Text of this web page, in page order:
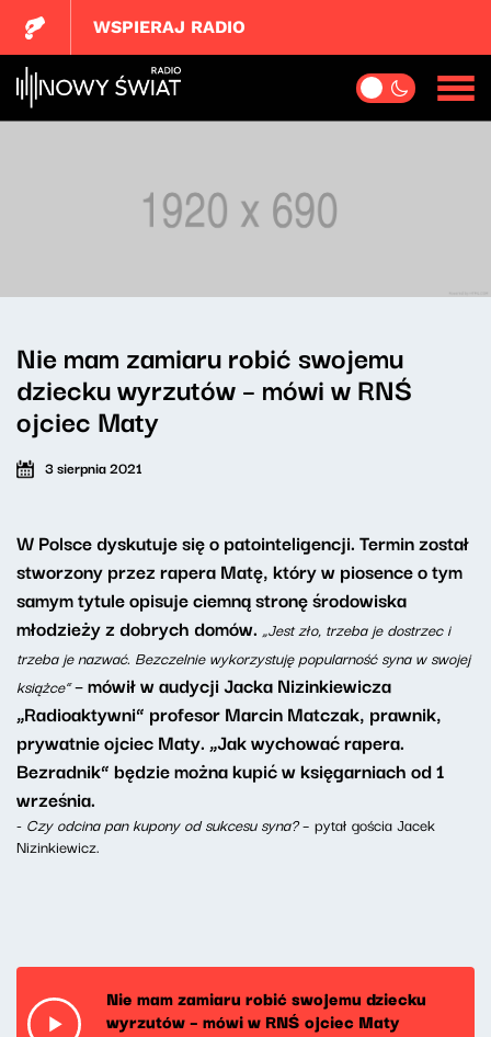
WSPIERAJ RADIO
Nie mam zamiaru robić swojemu
dziecku wyrzutów – mówi w RNŚ
ojciec Maty
3 sierpnia 2021
W Polsce dyskutuje się o patointeligencji. Termin został
stworzony przez rapera Matę, który w piosence o tym
samym tytule opisuje ciemną stronę środowiska
młodzieży z dobrych domów. „Jest zło, trzeba je dostrzec i
trzeba je nazwać. Bezczelnie wykorzystuję popularność syna w swojej
książce”– mówił w audycji Jacka Nizinkiewicza
„Radioaktywni” profesor Marcin Matczak, prawnik,
prywatnie ojciec Maty. „Jak wychować rapera.
Bezradnik” będzie można kupić w księgarniach od 1
września.
- Czy odcina pan kupony od sukcesu syna?– pytał gościa Jacek
Nizinkiewicz.
Nie mam zamiaru robić swojemu dziecku
wyrzutów – mówi w RNŚ ojciec Maty